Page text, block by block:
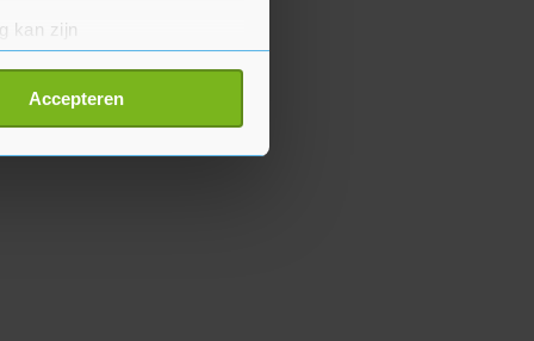
kan zijn
detailgedeelte
Accepteren